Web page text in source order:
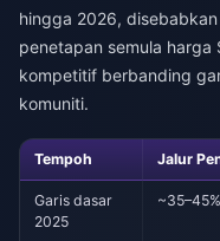
hingga 2026,
penetapan semula
kompetitif berbanding
komuniti.
Tempoh Jalur
Garis dasar
2025
~35–45%